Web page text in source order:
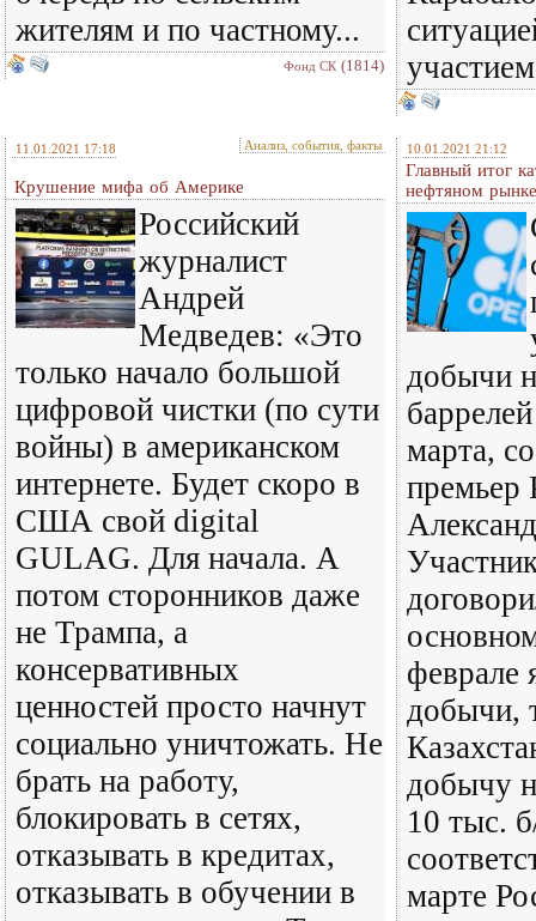
жителям и по частному...
Фонд СК (1814)
11.01.2021 17:18 Анализ, события, факты
Крушение мифа об Америке
Российский
журналист
Андрей
Медведев: «Это
только начало большой
цифровой чистки (по сути
войны) в американском
интернете. Будет скоро в
США свой digital
GULAG. Для начала. А
потом сторонников даже
не Трампа, а
консервативных
ценностей просто начнут
социально уничтожать. Не
брать на работу,
блокировать в сетях,
отказывать в кредитах,
отказывать в обучении в
10.01.2021 21:12
Главный итог
нефтяном рынке
добычи
марта,
премьер
феврале
добычи,
добычу
10 тыс.
марте